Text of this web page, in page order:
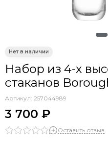
Ellipsefurniture
Asis
Tagliamento
DOIY
Scolaro
Vical
Набор из 4-х
стаканов
Артикул: 257044989
3 700 ₽
Оставить отзыв